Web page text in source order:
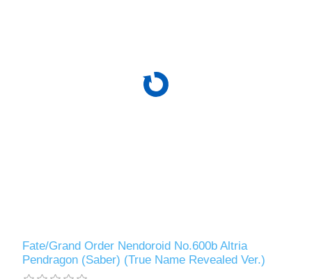
Fate/Grand Order Nendoroid No.600b Altria
Pendragon (Saber) (True Name Revealed Ver.)